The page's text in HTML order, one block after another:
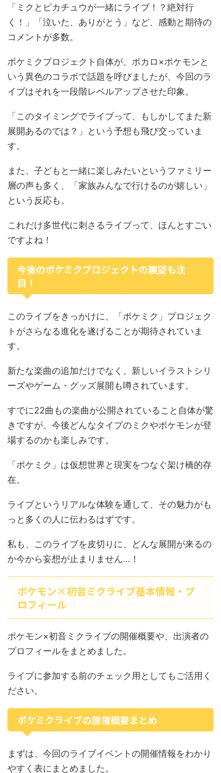
「ミクとピカチュウが一緒にライブ！？絶対行
く！」「泣いた、ありがとう」など、感動と期待の
コメントが多数。
ポケミクプロジェクト自体が、ボカロ×ポケモンと
いう異色のコラボで話題を呼びましたが、今回のラ
イブはそれを一段階レベルアップさせた印象。
「このタイミングでライブって、もしかしてまた新
展開あるのでは？」という予想も飛び交っていま
す。
また、子どもと一緒に楽しみたいというファミリー
層の声も多く、「家族みんなで行けるのが嬉しい」
という反応も。
これだけ多世代に刺さるライブって、ほんとすごい
ですよね！
今後のポケミクプロジェクトの展望も注
目！
このライブをきっかけに、「ポケミク」プロジェク
トがさらなる進化を遂げることが期待されていま
す。
新たな楽曲の追加だけでなく、新しいイラストシリ
ーズやゲーム・グッズ展開も噂されています。
すでに22曲もの楽曲が公開されていること自体が驚
きですが、今後どんなタイプのミクやポケモンが登
場するのかも楽しみです。
「ポケミク」は仮想世界と現実をつなぐ架け橋的存
在。
ライブというリアルな体験を通して、その魅力がも
っと多くの人に伝わるはずです。
私も、このライブを皮切りに、どんな展開が来るの
か今から妄想が止まりません…！
ポケモン×初音ミクライブ基本情報・プ
ロフィール
ポケモン×初音ミクライブの開催概要や、出演者の
プロフィールをまとめました。
ライブに参加する前のチェック用としてもご活用く
ださい。
ポケミクライブの開催概要まとめ
まずは、今回のライブイベントの開催情報をわかり
やすく表にまとめました。